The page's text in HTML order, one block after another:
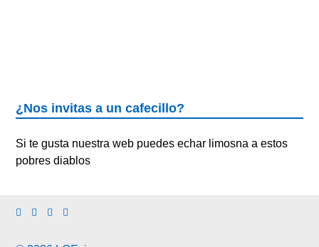
¿Nos invitas a un cafecillo?
Si te gusta nuestra web puedes echar limosna a estos
pobres diablos